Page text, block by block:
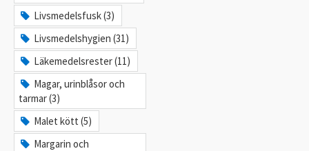
Livsmedelsfusk (3)
Livsmedelshygien (31)
Läkemedelsrester (11)
Magar, urinblåsor och
tarmar (3)
Malet kött (5)
Margarin och